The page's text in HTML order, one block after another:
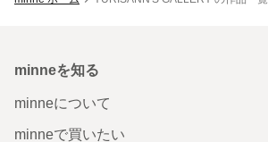
minneを知る
minneについて
minneで買いたい